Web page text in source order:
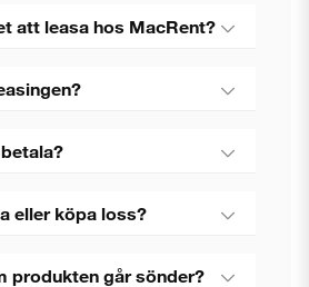
att leasa hos MacRent?
eller köpa loss?
produkten går sönder?